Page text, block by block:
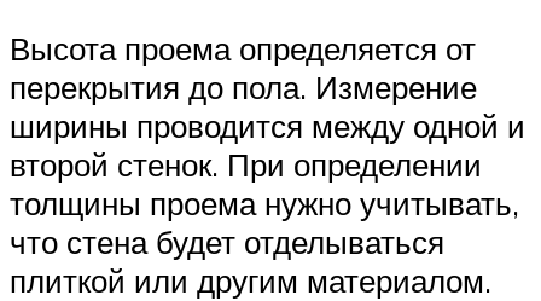
Высота проема определяется от
перекрытия до пола. Измерение
ширины проводится между одной и
второй стенок. При определении
толщины проема нужно учитывать,
что стена будет отделываться
плиткой или другим материалом.